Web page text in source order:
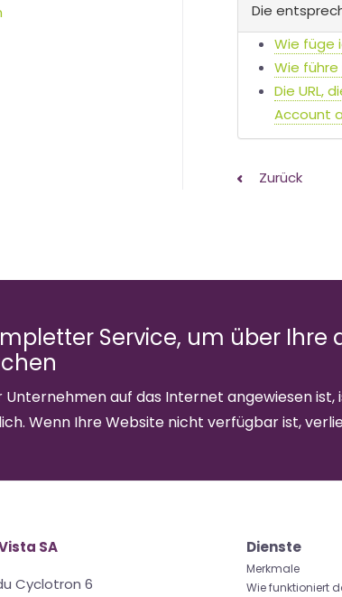
Die
Wie füge
Wie
Die URL,
Account
Zurück
Service, um über Ihre
Unternehmen auf das Internet angewiesen
Wenn Ihre Website nicht verfügbar ist,
SA
Cyclotron 6
Dienste
Merkmale
Wie funktioniert